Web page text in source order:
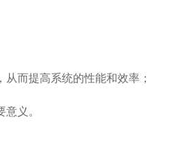
而提高系统的性能和效率；
义。